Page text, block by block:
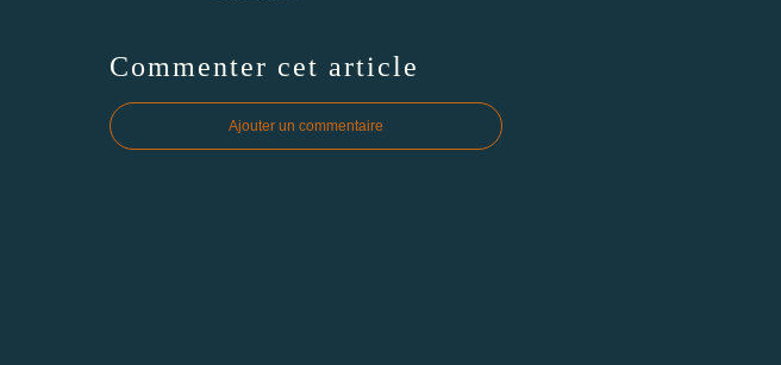
Commenter cet article
Ajouter un commentaire